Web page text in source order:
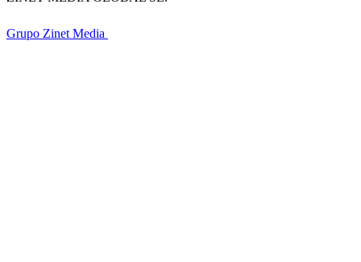
Grupo Zinet Media